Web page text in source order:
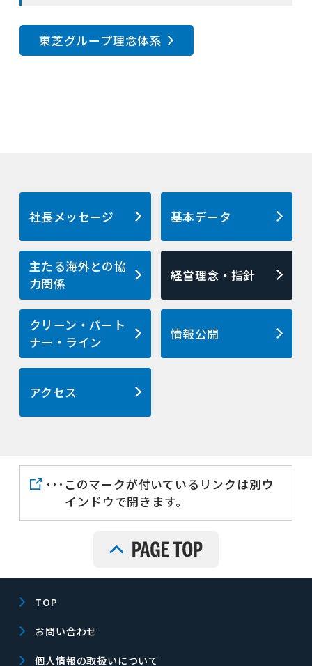
東芝グループ理念体系
社長メッセージ 基本データ
主たる海外との協
力関係
経営理念・指針
クリーン・パート
ナー・ライン
情報公開
アクセス
･･･このマークが付いているリンクは別ウ
インドウで開きます。
TOP
お問い合わせ
個人情報の取扱いについて